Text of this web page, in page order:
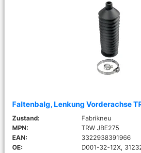
Faltenbalg, Lenkung Vorderachse
Zustand:
Fabrikneu
MPN:
TRW JBE275
EAN:
3322938391966
OE:
D001-32-12X,